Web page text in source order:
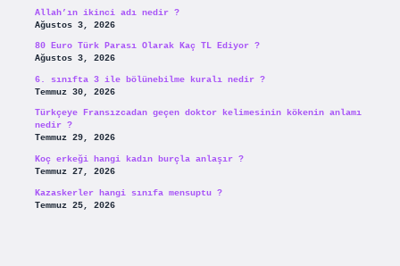
Allah’ın ikinci adı nedir ?
Ağustos 3, 2026
80 Euro Türk Parası Olarak Kaç TL Ediyor ?
Ağustos 3, 2026
6. sınıfta 3 ile bölünebilme kuralı nedir ?
Temmuz 30, 2026
Türkçeye Fransızcadan geçen doktor kelimesinin kökenin anlamı
nedir ?
Temmuz 29, 2026
Koç erkeği hangi kadın burçla anlaşır ?
Temmuz 27, 2026
Kazaskerler hangi sınıfa mensuptu ?
Temmuz 25, 2026